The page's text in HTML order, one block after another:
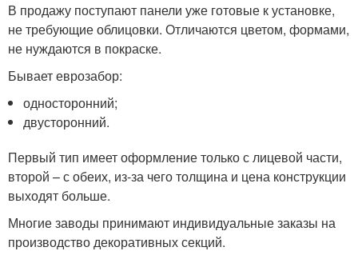
В продажу поступают панели уже готовые к установке,
не требующие облицовки. Отличаются цветом, формами,
не нуждаются в покраске.
Бывает еврозабор:
односторонний;
двусторонний.
Первый тип имеет оформление только с лицевой части,
второй – с обеих, из-за чего толщина и цена конструкции
выходят больше.
Многие заводы принимают индивидуальные заказы на
производство декоративных секций.